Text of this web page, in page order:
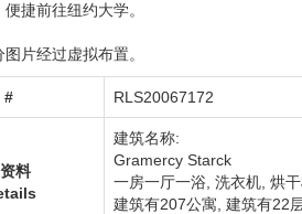
便捷前往纽约大学。
图片经过虚拟布置。
#‎ RLS20067172
料
建筑名称:
Gramercy Starck
一房一厅一浴, 洗衣机 烘
建筑有207公寓 建筑有22